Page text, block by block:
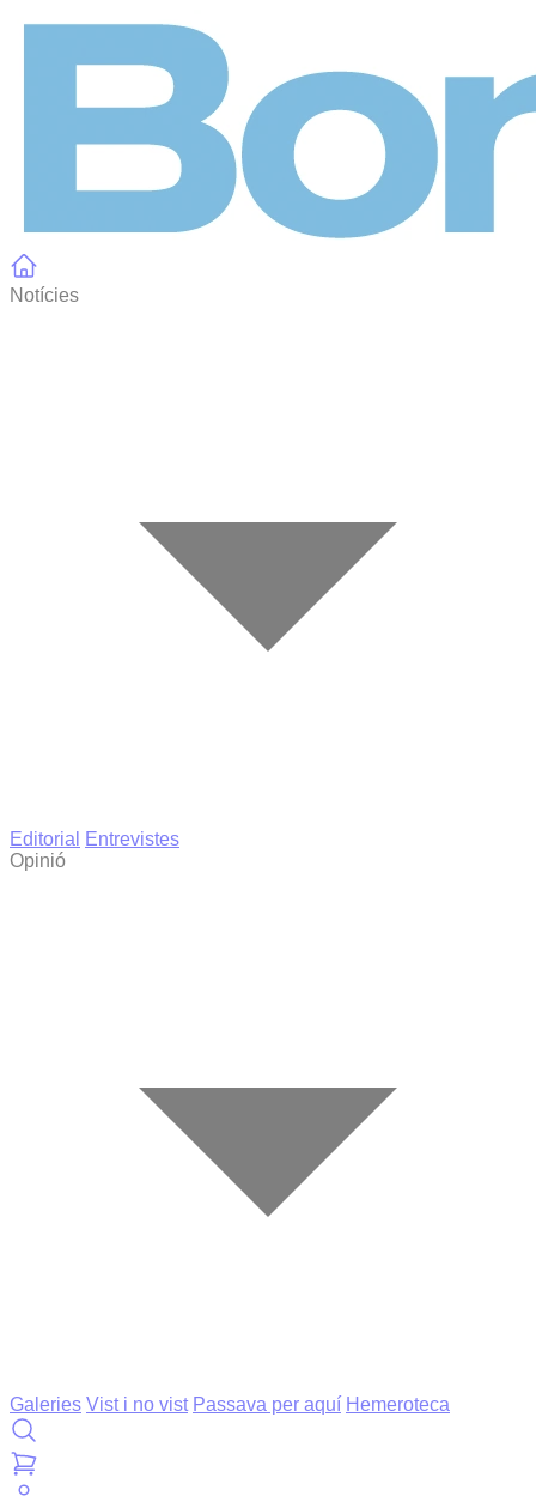
Notícies
Editorial
Entrevistes
Opinió
Galeries Vist i no vist Passava per aquí Hemeroteca